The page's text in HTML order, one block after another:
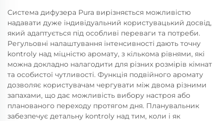
Система дифузера Pura вирізняється можливістю
надавати дуже індивідуальний користувацький досвід,
який адаптується під особливі переваги та потреби.
Регульовні налаштування інтенсивності дають точну
kontrolу над міцністю аромату, з кількома рівнями, які
можна докладно налагодити для різних розмірів кімнат
та особистої чутливості. Функція подвійного аромату
дозволяє користувачам чергувати між двома різними
запахами, що дає можливість вибору настроя або
планованого переходу протягом дня. Планувальник
забезпечує детальну kontrolу над тим, коли і як